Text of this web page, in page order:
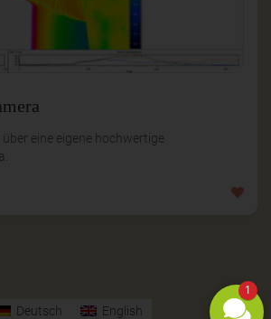
eine eigene hochwertige
Deutsch English
1